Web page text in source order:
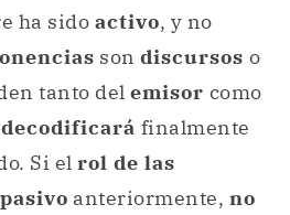
ha sido activo, y no
son discursos o
tanto del emisor como
decodificará finalmente
Si el rol de las
pasivo anteriormente, no